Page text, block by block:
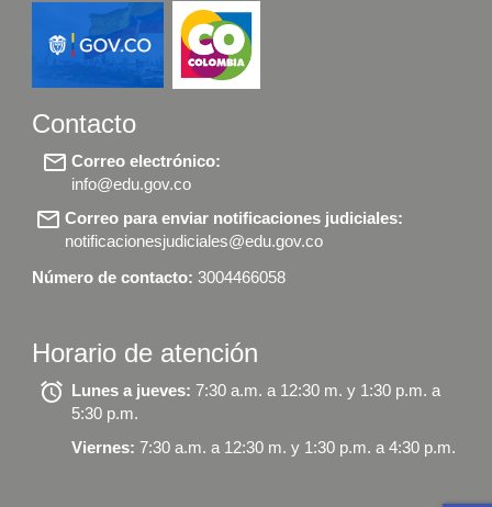
Contacto
mail_outline Correo electrónico:
info@edu.gov.co
mail_outline Correo para enviar notificaciones judiciales:
notificacionesjudiciales@edu.gov.co
Número de contacto: 3004466058
Horario de atención
alarm Lunes a jueves: 7:30 a.m. a 12:30 m. y 1:30 p.m. a
5:30 p.m.
Viernes: 7:30 a.m. a 12:30 m. y 1:30 p.m. a 4:30 p.m.